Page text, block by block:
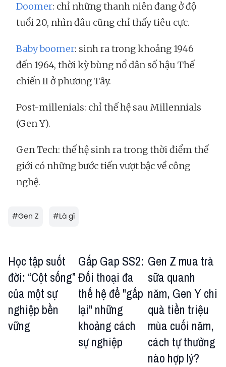
Doomer: chỉ những thanh niên đang ở độ
tuổi 20, nhìn đâu cũng chỉ thấy tiêu cực.
Baby boomer: sinh ra trong khoảng 1946
đến 1964, thời kỳ bùng nổ dân số hậu Thế
chiến II ở phương Tây.
Post-millenials: chỉ thế hệ sau Millennials
(Gen Y).
Gen Tech: thế hệ sinh ra trong thời điểm thế
giới có những bước tiến vượt bậc về công
nghệ.
#Gen Z #Là gì
Học tập suốt
đời: “Cột sống”
của một sự
nghiệp bền
vững
Gấp Gap SS2:
Đối thoại đa
thế hệ để "gấp
lại" những
khoảng cách
sự nghiệp
Gen Z mua trà
sữa quanh
năm, Gen Y chi
quà tiền triệu
mùa cuối năm,
cách tự thưởng
nào hợp lý?